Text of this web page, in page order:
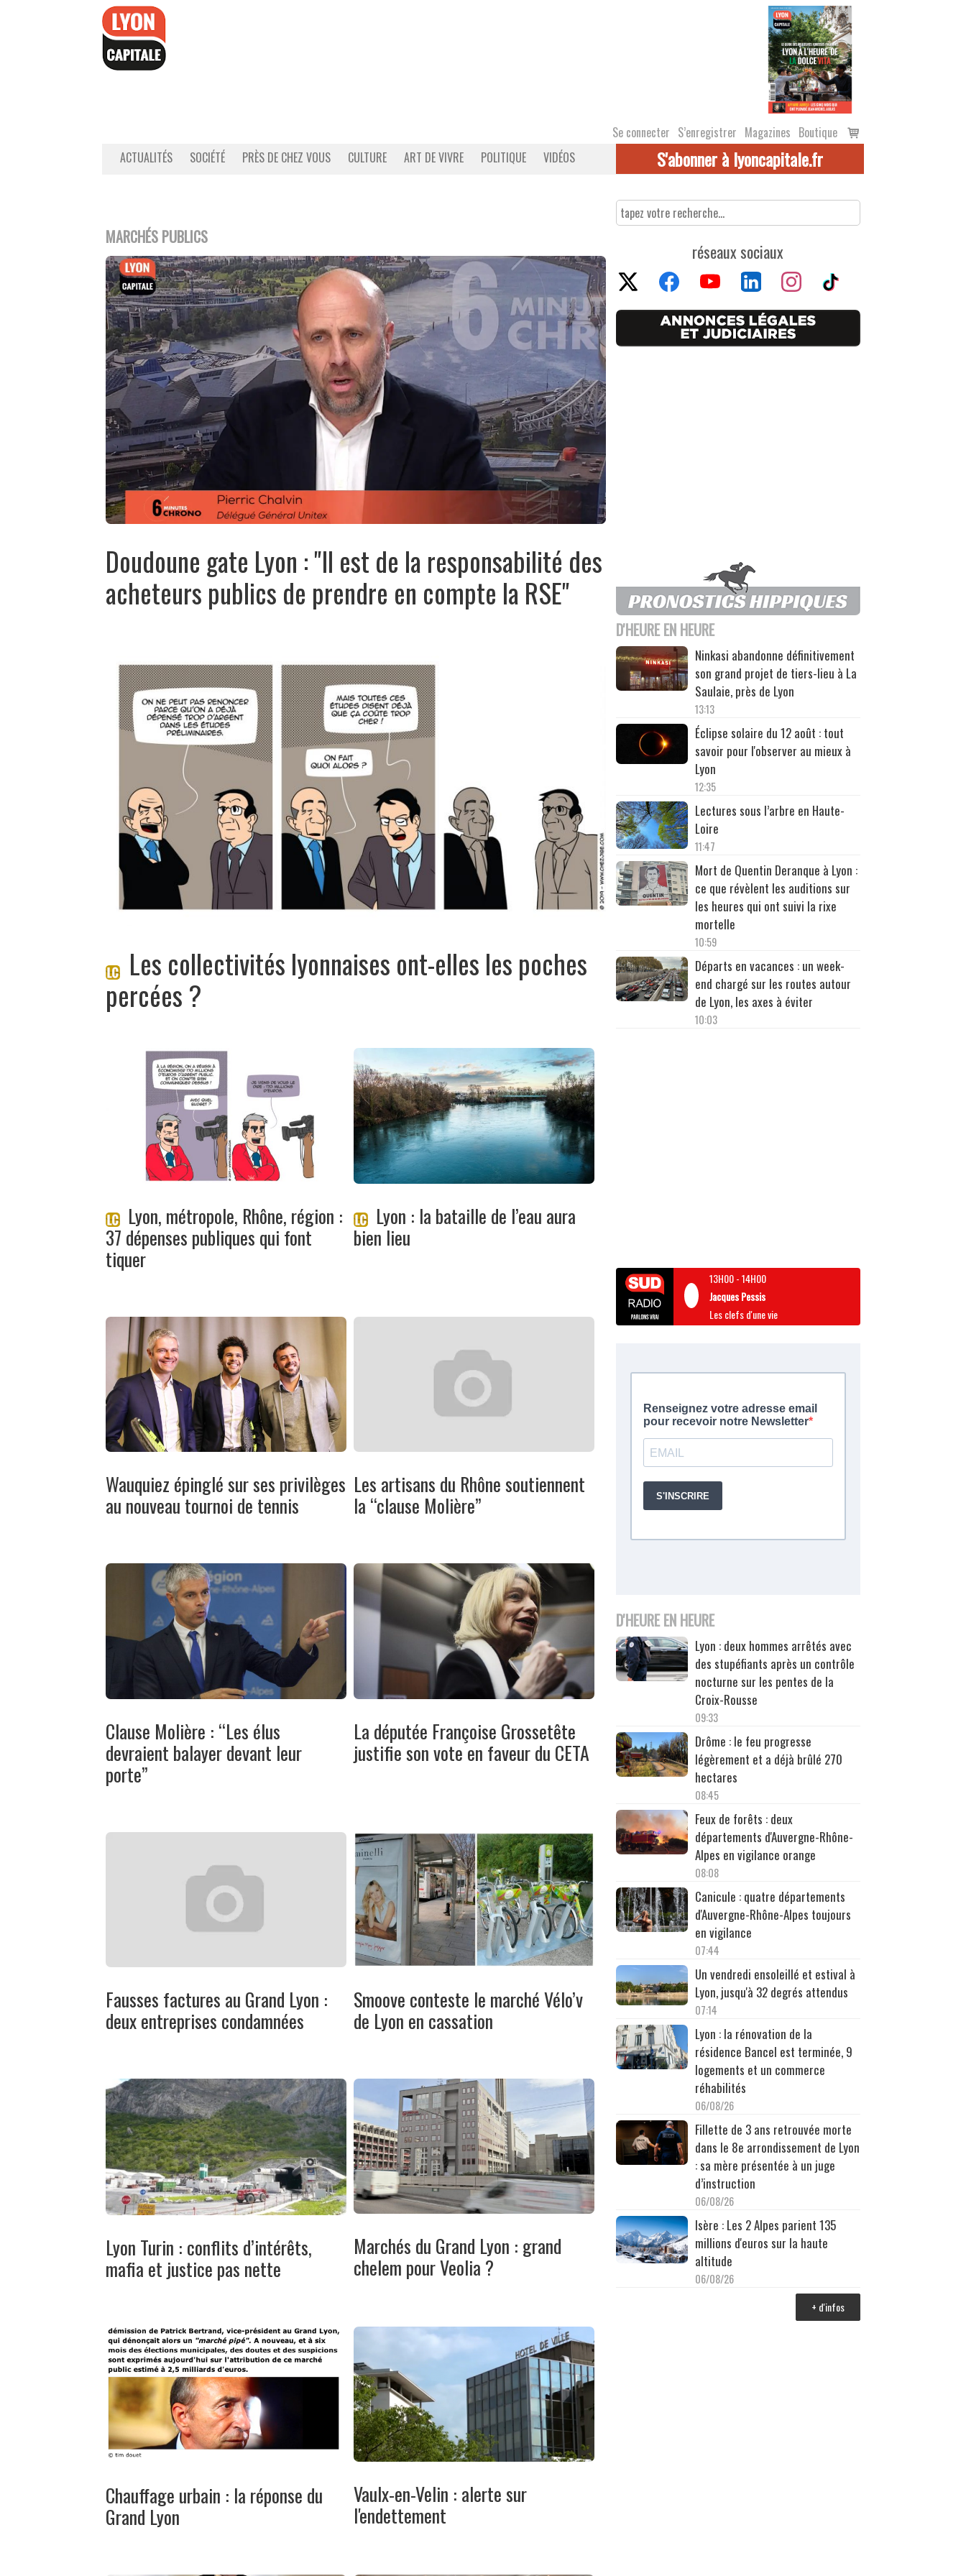
Se connecter S’enregistrer Magazines Boutique
Voir
le
ACTUALITÉS SOCIÉTÉ PRÈS DE CHEZ VOUS CULTURE ART DE VIVRE POLITIQUE VIDÉOS S'abonner à lyoncapitale.fr
MARCHÉS PUBLICS
Doudoune gate Lyon : "Il est de la responsabilité des
acheteurs publics de prendre en compte la RSE"
Les collectivités lyonnaises ont-elles les poches
percées ?
Lyon, métropole, Rhône, région :
37 dépenses publiques qui font
tiquer
Lyon : la bataille de l’eau aura
bien lieu
Wauquiez épinglé sur ses privilèges
au nouveau tournoi de tennis
Les artisans du Rhône soutiennent
la “clause Molière”
Clause Molière : “Les élus
devraient balayer devant leur
porte”
La députée Françoise Grossetête
justifie son vote en faveur du CETA
Fausses factures au Grand Lyon :
deux entreprises condamnées
Smoove conteste le marché Vélo’v
de Lyon en cassation
Lyon Turin : conflits d’intérêts,
mafia et justice pas nette
Marchés du Grand Lyon : grand
chelem pour Veolia ?
Chauffage urbain : la réponse du
Grand Lyon
Vaulx-en-Velin : alerte sur
l'endettement
réseaux sociaux
D'HEURE EN HEURE
Ninkasi abandonne définitivement
son grand projet de tiers-lieu à La
Saulaie, près de Lyon
13:13
Éclipse solaire du 12 août : tout
savoir pour l'observer au mieux à
Lyon
12:35
Lectures sous l’arbre en Haute-
Loire
11:47
Mort de Quentin Deranque à Lyon :
ce que révèlent les auditions sur
les heures qui ont suivi la rixe
mortelle
10:59
Départs en vacances : un week-
end chargé sur les routes autour
de Lyon, les axes à éviter
10:03
13H00-14H00
Jacques Pessis
Les clefs d'une vie
D'HEURE EN HEURE
Lyon : deux hommes arrêtés avec
des stupéfiants après un contrôle
nocturne sur les pentes de la
Croix-Rousse
09:33
Drôme : le feu progresse
légèrement et a déjà brûlé 270
hectares
08:45
Feux de forêts : deux
départements d'Auvergne-Rhône-
Alpes en vigilance orange
08:08
Canicule : quatre départements
d'Auvergne-Rhône-Alpes toujours
en vigilance
07:44
Un vendredi ensoleillé et estival à
Lyon, jusqu'à 32 degrés attendus
07:14
Lyon : la rénovation de la
résidence Bancel est terminée, 9
logements et un commerce
réhabilités
06/08/26
Fillette de 3 ans retrouvée morte
dans le 8e arrondissement de Lyon
: sa mère présentée à un juge
d’instruction
06/08/26
Isère : Les 2 Alpes parient 135
millions d'euros sur la haute
altitude
06/08/26
+ d'infos